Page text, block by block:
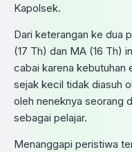
Kapolsek.
Dari keterangan ke dua
(17 Th) dan MA (16 Th)
cabai karena kebutuhan
sejak kecil tidak diasuh
oleh neneknya seorang
sebagai pelajar.
Menanggapi peristiwa